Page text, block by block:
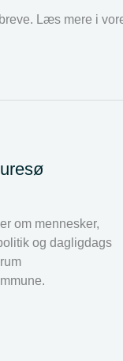
Læs mere i
om mennesker,
og dagligdags